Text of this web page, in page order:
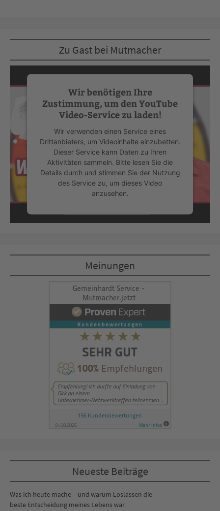
Zu Gast bei Mutmacher
Wir benötigen Ihre
Zustimmung, um den YouTube
Video-Service zu laden!
Wir verwenden einen Service eines
Drittanbieters, um Videoinhalte einzubetten.
Dieser Service kann Daten zu Ihren
Aktivitäten sammeln. Bitte lesen Sie die
Details durch und stimmen Sie der Nutzung
des Service zu, um dieses Video
anzusehen.
Mehr Informationen
powered byUsercentrics Consent
Management Platform&eRecht24
Meinungen
Neueste Beiträge
Was ich heute mache – und warum Loslassen die
beste Entscheidung meines Lebens war